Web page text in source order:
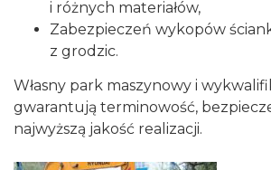
i różnych materiałów,
Zabezpieczeń wykopów
z grodzic.
Własny park maszynowy i
gwarantują terminowość,
najwyższą jakość realizacji.